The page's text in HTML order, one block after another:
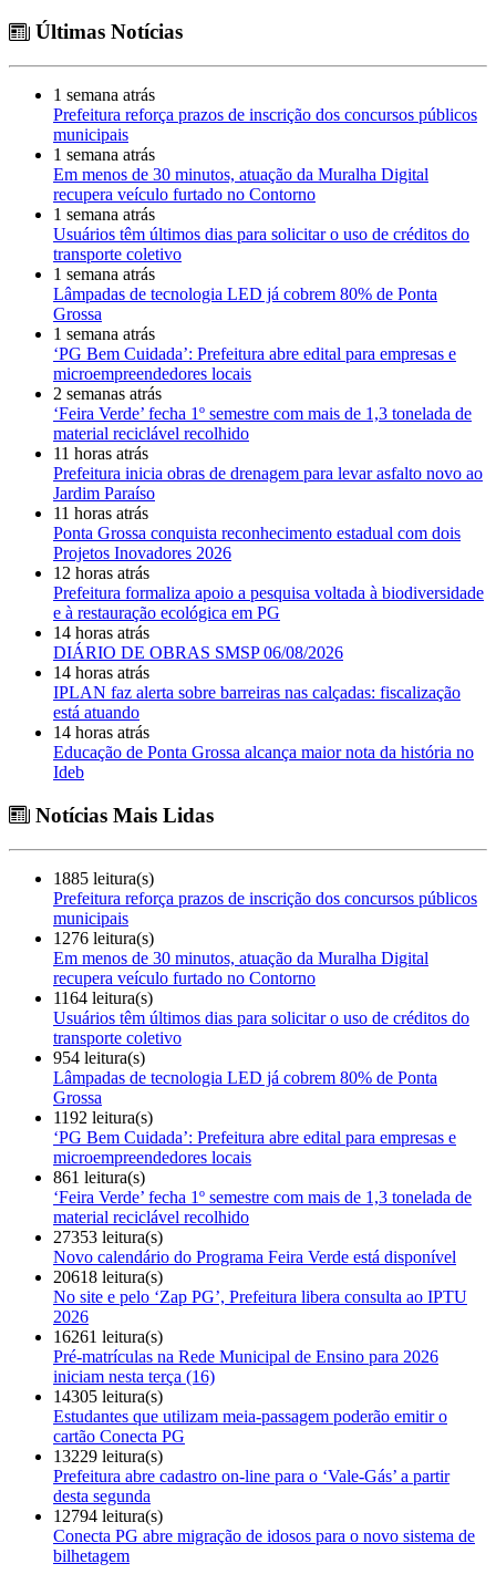
Últimas Notícias
1 semana atrás
Prefeitura reforça prazos de inscrição dos concursos públicos
municipais
1 semana atrás
Em menos de 30 minutos, atuação da Muralha Digital
recupera veículo furtado no Contorno
1 semana atrás
Usuários têm últimos dias para solicitar o uso de créditos do
transporte coletivo
1 semana atrás
Lâmpadas de tecnologia LED já cobrem 80% de Ponta
Grossa
1 semana atrás
‘PG Bem Cuidada’: Prefeitura abre edital para empresas e
microempreendedores locais
2 semanas atrás
‘Feira Verde’ fecha 1º semestre com mais de 1,3 tonelada de
material reciclável recolhido
11 horas atrás
Prefeitura inicia obras de drenagem para levar asfalto novo ao
Jardim Paraíso
11 horas atrás
Ponta Grossa conquista reconhecimento estadual com dois
Projetos Inovadores 2026
12 horas atrás
Prefeitura formaliza apoio a pesquisa voltada à biodiversidade
e à restauração ecológica em PG
14 horas atrás
DIÁRIO DE OBRAS SMSP 06/08/2026
14 horas atrás
IPLAN faz alerta sobre barreiras nas calçadas: fiscalização
está atuando
14 horas atrás
Educação de Ponta Grossa alcança maior nota da história no
Ideb
Notícias Mais Lidas
1885 leitura(s)
Prefeitura reforça prazos de inscrição dos concursos públicos
municipais
1276 leitura(s)
Em menos de 30 minutos, atuação da Muralha Digital
recupera veículo furtado no Contorno
1164 leitura(s)
Usuários têm últimos dias para solicitar o uso de créditos do
transporte coletivo
954 leitura(s)
Lâmpadas de tecnologia LED já cobrem 80% de Ponta
Grossa
1192 leitura(s)
‘PG Bem Cuidada’: Prefeitura abre edital para empresas e
microempreendedores locais
861 leitura(s)
‘Feira Verde’ fecha 1º semestre com mais de 1,3 tonelada de
material reciclável recolhido
27353 leitura(s)
Novo calendário do Programa Feira Verde está disponível
20618 leitura(s)
No site e pelo ‘Zap PG’, Prefeitura libera consulta ao IPTU
2026
16261 leitura(s)
Pré-matrículas na Rede Municipal de Ensino para 2026
iniciam nesta terça (16)
14305 leitura(s)
Estudantes que utilizam meia-passagem poderão emitir o
cartão Conecta PG
13229 leitura(s)
Prefeitura abre cadastro on-line para o ‘Vale-Gás’ a partir
desta segunda
12794 leitura(s)
Conecta PG abre migração de idosos para o novo sistema de
bilhetagem